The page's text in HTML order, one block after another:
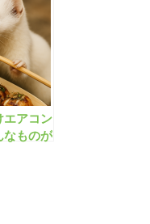
エアコン
なものが